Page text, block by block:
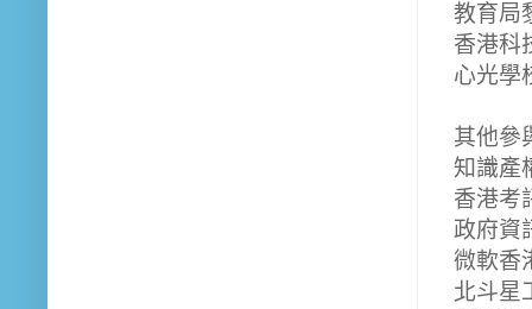
教育局
香港科
心光學
其他參
知識產
香港考
政府資
微軟香
北斗星